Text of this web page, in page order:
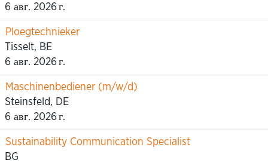
6 авг. 2026 г.
Ploegtechnieker
Tisselt, BE
6 авг. 2026 г.
Maschinenbediener (m/w/d)
Steinsfeld, DE
6 авг. 2026 г.
Sustainability Communication Specialist
BG